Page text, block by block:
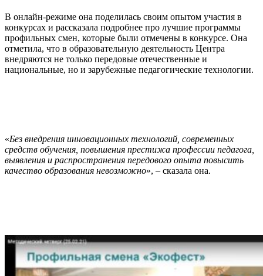
В онлайн-режиме она поделилась своим опытом участия в
конкурсах и рассказала подробнее про лучшие программы
профильных смен, которые были отмечены в конкурсе. Она
отметила, что в образовательную деятельность Центра
внедряются не только передовые отечественные и
национальные, но и зарубежные педагогические технологии.
«Без внедрения инновационных технологий, современных
средств обучения, повышения престижа профессии педагога,
выявления и распространения передового опыта повысить
качество образования невозможно», – сказала она.